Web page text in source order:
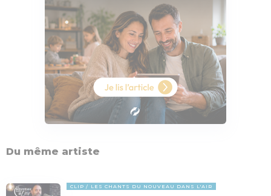
Du même artiste
CLIP LES CHANTS DU NOUVEAU DANS L'AIR